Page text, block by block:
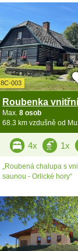
8C-003
Max. 8 osob
68.3 km vzdušně od
4x 1x
„Roubená chalupa s
saunou - Orlické hory“